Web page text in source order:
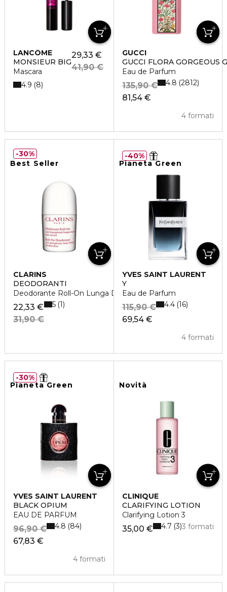
LANCÔME
MONSIEUR BIG
Mascara
29,33 €
41,90 €
4.9 8
GUCCI
GUCCI FLORA GORGEOUS
Eau de Parfum
81,54 €
135,90 €
4 formati
4.8 2812
Best Seller
CLARINS
DEODORANTI
Deodorante Roll-On Lunga Durata
22,33 €
31,90 €
5 1
30%
Pianeta Green
YVES SAINT LAURENT
Y
Eau de Parfum
69,54 €
115,90 €
4 formati
4.4 16
40%
Pianeta Green
YVES SAINT LAURENT
BLACK OPIUM
EAU DE PARFUM
67,83 €
96,90 €
4 formati
4.8 84
30%
Novità
CLINIQUE
CLARIFYING LOTION
Clarifying Lotion 3
35,00 € 3 formati
4.7 3